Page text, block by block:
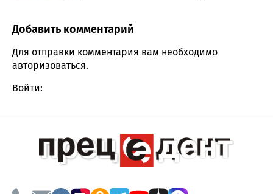
Comment section
Добавить комментарий
Для отправки комментария вам необходимо
авторизоваться.
Войти: